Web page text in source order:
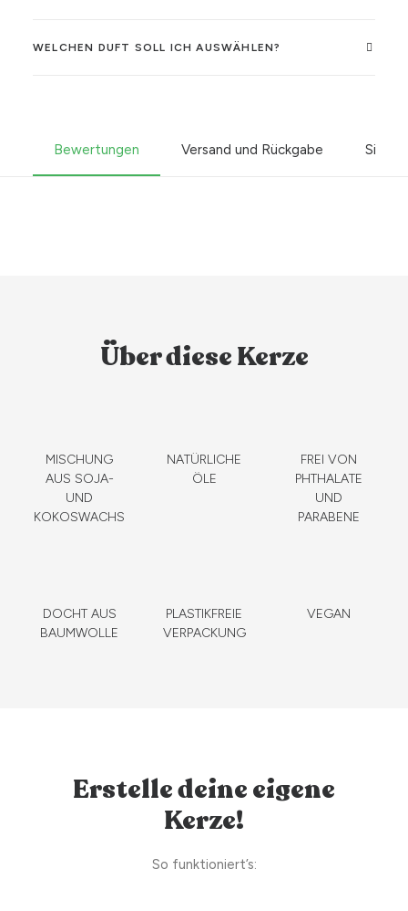
WELCHEN DUFT SOLL ICH AUSWÄHLEN?
Bewertungen Versand und Rückgabe
Über diese Kerze
MISCHUNG
AUS SOJA-
UND
KOKOSWACHS
NATÜRLICHE
ÖLE
FREI VON
PHTHALATE
UND
PARABENE
DOCHT AUS
BAUMWOLLE
PLASTIKFREIE
VERPACKUNG
VEGAN
Erstelle deine eigene
Kerze!
So funktioniert’s: